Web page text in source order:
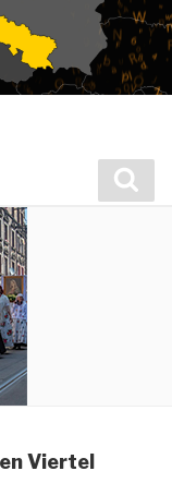
Viertel